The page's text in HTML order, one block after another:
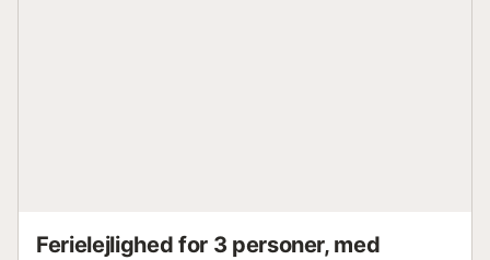
Ferielejlighed for 3 personer, med